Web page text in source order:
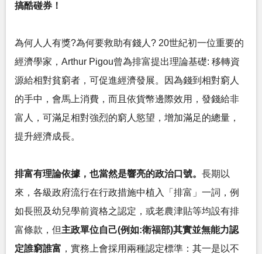
搞酷碰券！
為何人人有獎?為何要救助有錢人? 20世紀初一位重要的
經濟學家，Arthur Pigou曾為排富提出理論基礎: 移轉資
源給相對貧窮者，可促進經濟發展。因為錢到相對窮人
的手中，會馬上消費，而且依貨幣邊際效用，發錢給非
富人，可滿足相對強烈的窮人慾望，增加滿足的總量，
提升經濟成長。
排富有理論依據，也當然是響亮的政治口號。 長期以
來，各級政府流行在行政措施中植入「排富」一詞，例
如長照及幼兒學前資格之認定，或老農津貼等均設有排
富條款，但主政單位自己(例如:衛福部)其實並無能力認
定誰窮誰富 ，實務上會採用兩種認定標準：其一是以不